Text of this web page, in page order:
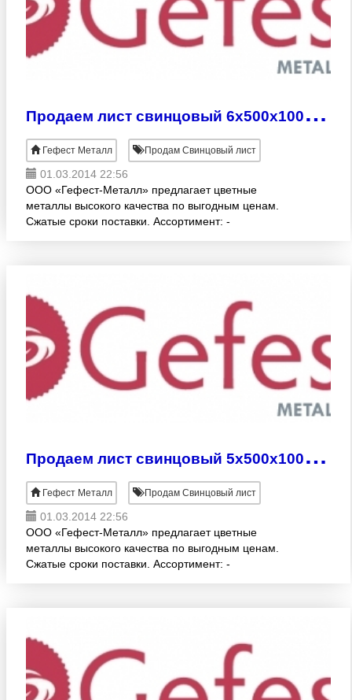
П
родаем лист свинцовый 6х500х1000 мм
Гефест Металл Продам Свинцовый лист
01.03.2014 22:56
ООО «Гефест-Металл» предлагает цветные
металлы высокого качества по выгодным ценам.
Сжатые сроки поставки. Ассортимент: -
П
родаем лист свинцовый 5х500х1000 мм
Гефест Металл Продам Свинцовый лист
01.03.2014 22:56
ООО «Гефест-Металл» предлагает цветные
металлы высокого качества по выгодным ценам.
Сжатые сроки поставки. Ассортимент: -